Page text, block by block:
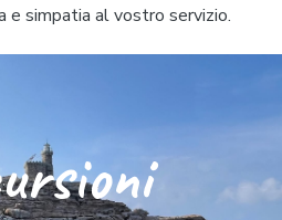
e simpatia al vostro servizio.